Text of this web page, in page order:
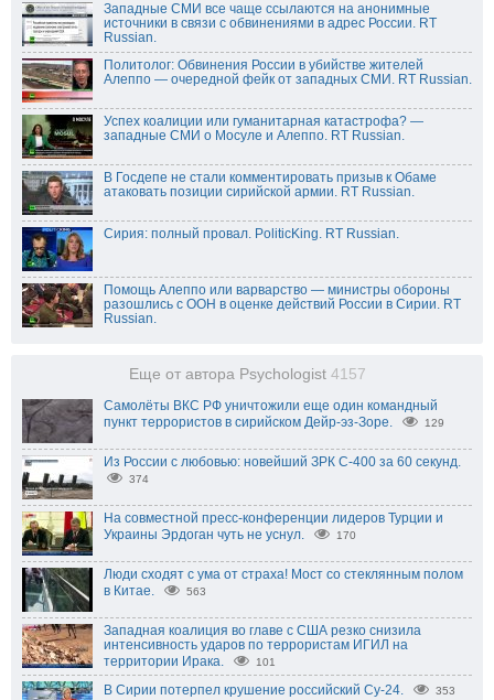
Западные СМИ все чаще ссылаются на анонимные
источники в связи с обвинениями в адрес России. RT
Russian.
Политолог: Обвинения России в убийстве жителей
Алеппо — очередной фейк от западных СМИ. RT Russian.
Успех коалиции или гуманитарная катастрофа? —
западные СМИ о Мосуле и Алеппо. RT Russian.
В Госдепе не стали комментировать призыв к Обаме
атаковать позиции сирийской армии. RT Russian.
Сирия: полный провал. PoliticKing. RT Russian.
Помощь Алеппо или варварство — министры обороны
разошлись с ООН в оценке действий России в Сирии. RT
Russian.
Еще от автора Psychologist 4157
Самолёты ВКС РФ уничтожили еще один командный
пункт террористов в сирийском Дейр-эз-Зоре.
129
Из России с любовью: новейший ЗРК С-400 за 60 секунд.
374
На совместной пресс-конференции лидеров Турции и
Украины Эрдоган чуть не уснул.
170
Люди сходят с ума от страха! Мост со стеклянным полом
в Китае.
563
Западная коалиция во главе с США резко снизила
интенсивность ударов по террористам ИГИЛ на
территории Ирака.
101
В Сирии потерпел крушение российский Су-24. 353